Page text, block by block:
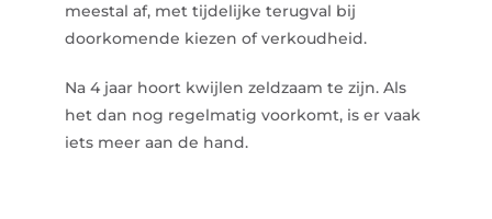
meestal af, met tijdelijke terugval bij
doorkomende kiezen of verkoudheid.
Na 4 jaar hoort kwijlen zeldzaam te zijn. Als
het dan nog regelmatig voorkomt, is er vaak
iets meer aan de hand.